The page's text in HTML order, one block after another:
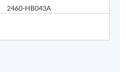
2460-HB043A